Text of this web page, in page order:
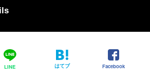
LINE はてブ Facebook